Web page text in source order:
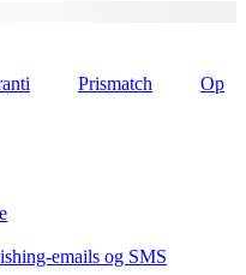
Prismatch
Op
emails og SMS